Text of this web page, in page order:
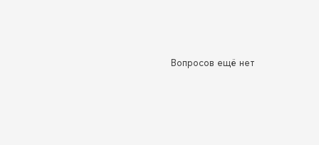
Вопросов ещё нет